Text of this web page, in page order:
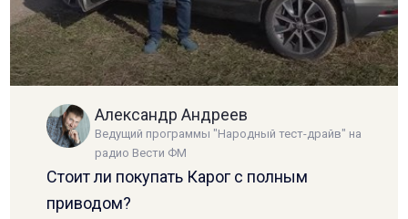
Александр Андреев
Ведущий программы "Народный тест-драйв" на
радио Вести ФМ
Стоит ли покупать Карог с полным
приводом?